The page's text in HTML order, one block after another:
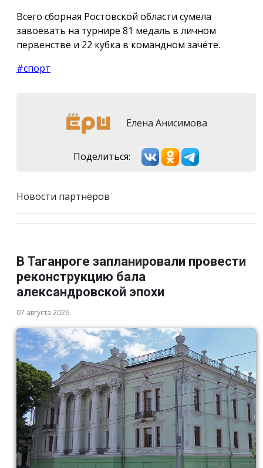
Всего сборная Ростовской области сумела
завоевать на турнире 81 медаль в личном
первенстве и 22 кубка в командном зачёте.
#спорт
Елена Анисимова
Поделиться:
Новости партнёров
В Таганроге запланировали провести
реконструкцию бала
александровской эпохи
07 августа 2026